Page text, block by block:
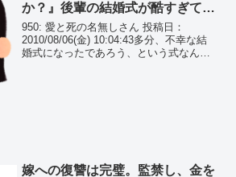
か？』後輩の結婚式が酷すぎて、
出席せずに帰宅した…
950: 愛と死の名無しさん 投稿日：
2010/08/06(金) 10:04:43多分、不幸な結
婚式になったであろう、という式なんだ
嫁への復讐は完璧。監禁し、金を